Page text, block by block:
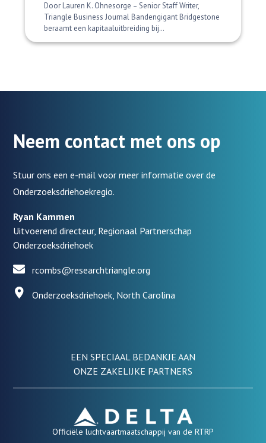
Door Lauren K. Ohnesorge – Senior Staff Writer,
Triangle Business Journal Bandengigant Bridgestone
beraamt een kapitaaluitbreiding bij…
Neem contact met ons op
Stuur ons een e-mail voor meer informatie over de
Onderzoeksdriehoekregio.
Ryan Kammen
Uitvoerend directeur, Regionaal Partnerschap
Onderzoeksdriehoek
rcombs@researchtriangle.org
Onderzoeksdriehoek, North Carolina
EEN SPECIAAL BEDANKJE AAN
ONZE ZAKELIJKE PARTNERS
Officiële luchtvaartmaatschappij van de RTRP